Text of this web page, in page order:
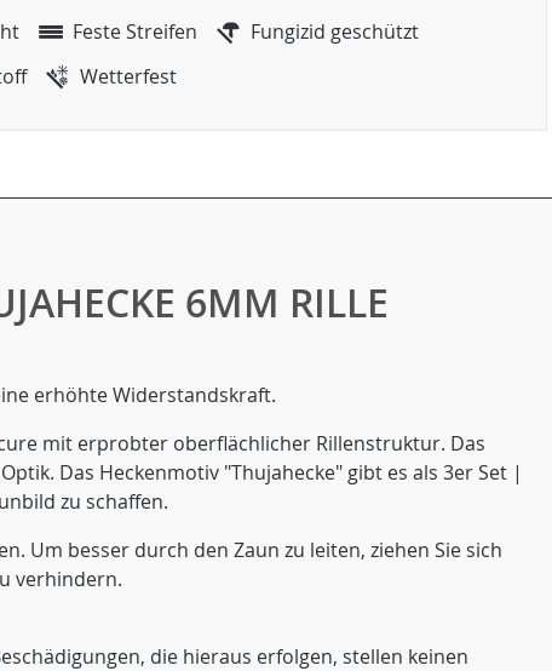
Feste Streifen
Fungizid geschützt
Wetterfest
6MM RILLE
erhöhte Widerstandskraft.
mit erprobter oberflächlicher Rillenstruktur. Das
Das Heckenmotiv "Thujahecke" gibt es als 3er Set |
zu schaffen.
Um besser durch den Zaun zu leiten, ziehen Sie sich
verhindern.
die hieraus erfolgen, stellen keinen